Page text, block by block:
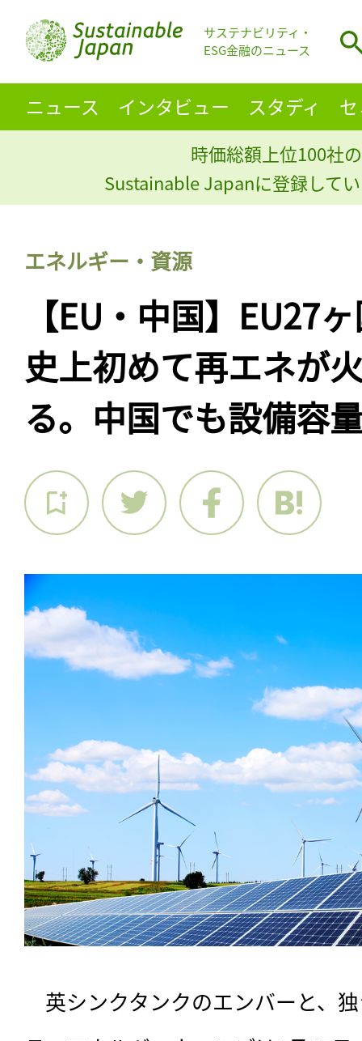
サステナビリティ・
ESG金融のニュース
ニュース インタビュー スタディ
時価総額上位100社
Sustainable Japanに登録して
エネルギー・資源
【EU・中国】EU27
史上初めて再エネが
る。中国でも設備容
英シンクタンクのエンバーと、